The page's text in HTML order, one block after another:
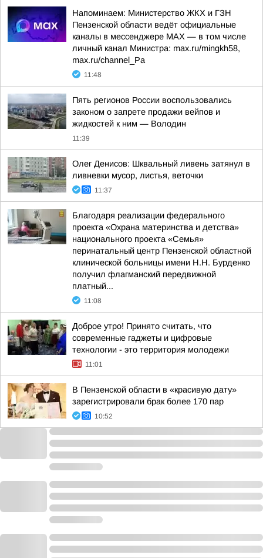
Напоминаем: Министерство ЖКХ и ГЗН
Пензенской области ведёт официальные
каналы в мессенджере МАХ — в том числе
личный канал Министра: max.ru/mingkh58,
max.ru/channel_Pa
11:48
Пять регионов России воспользовались
законом о запрете продажи вейпов и
жидкостей к ним — Володин
11:39
Олег Денисов: Шквальный ливень затянул в
ливневки мусор, листья, веточки
11:37
Благодаря реализации федерального
проекта «Охрана материнства и детства»
национального проекта «Семья»
перинатальный центр Пензенской областной
клинической больницы имени Н.Н. Бурденко
получил флагманский передвижной
платный...
11:08
Доброе утро! Принято считать, что
современные гаджеты и цифровые
технологии - это территория молодежи
11:01
В Пензенской области в «красивую дату»
зарегистрировали брак более 170 пар
10:52